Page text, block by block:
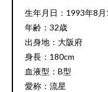
生年月日：1993年8月
年齢：32歳
出身地：大阪府
身長：180cm
血液型：B型
愛称：流星